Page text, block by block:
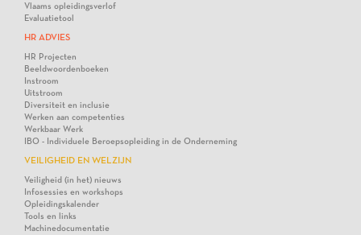
Vlaams opleidingsverlof
Evaluatietool
HR ADVIES
HR Projecten
Beeldwoordenboeken
Instroom
Uitstroom
Diversiteit en inclusie
Werken aan competenties
Werkbaar Werk
IBO - Individuele Beroepsopleiding in de Onderneming
VEILIGHEID EN WELZIJN
Veiligheid (in het) nieuws
Infosessies en workshops
Opleidingskalender
Tools en links
Machinedocumentatie